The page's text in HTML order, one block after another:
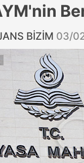
BİZİM 03/